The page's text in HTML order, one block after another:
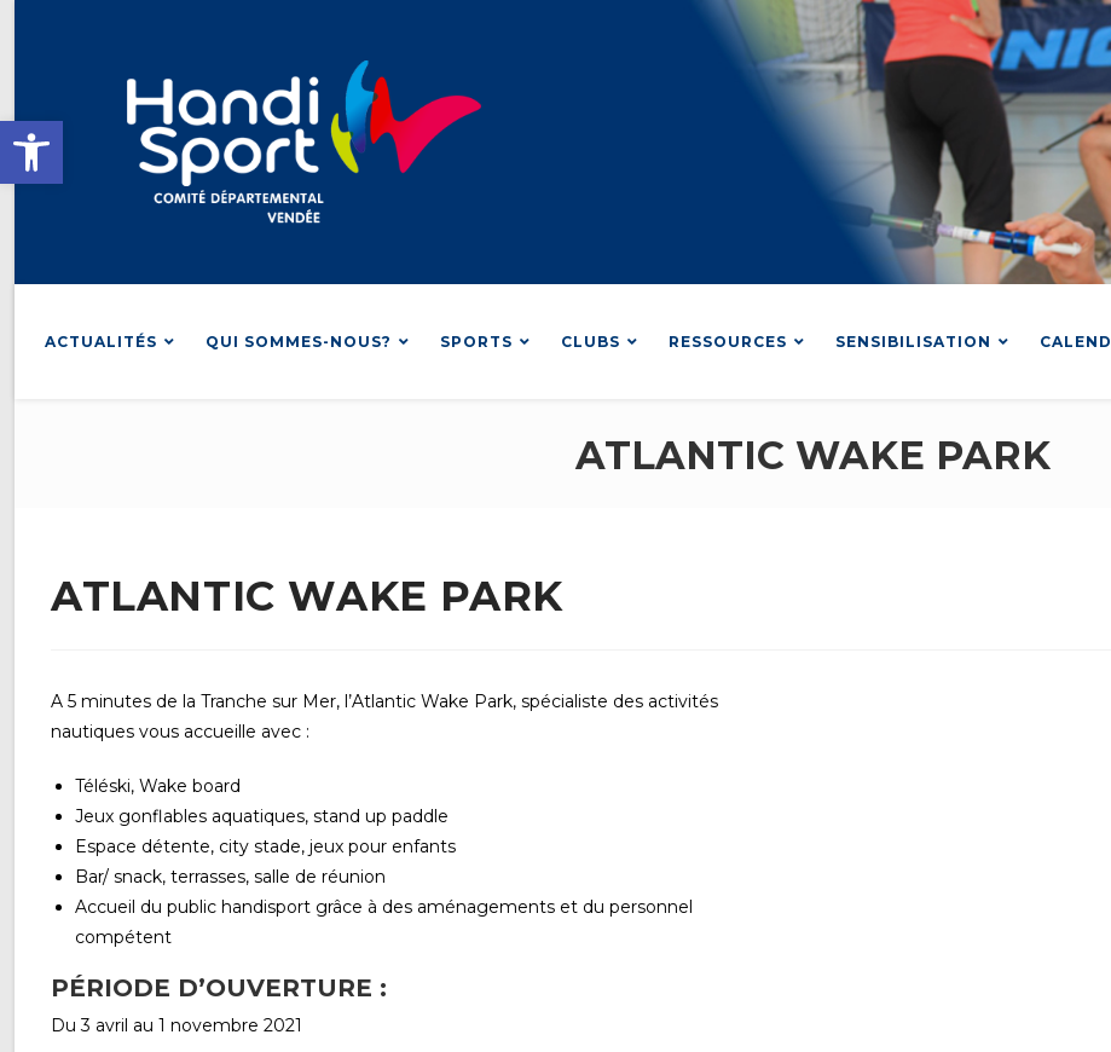
Ouvrir la barre d’outils
ACTUALITÉS QUI SOMMES-NOUS? SPORTS CLUBS RESSOURCES SENSIBILISATION
ATLANTIC WAKE PARK
ATLANTIC WAKE PARK
A 5 minutes de la Tranche sur Mer, l’Atlantic Wake Park, spécialiste des activités
nautiques vous accueille avec :
Téléski, Wake board
Jeux gonflables aquatiques, stand up paddle
Espace détente, city stade, jeux pour enfants
Bar/ snack, terrasses, salle de réunion
Accueil du public handisport grâce à des aménagements et du personnel
compétent
PÉRIODE D’OUVERTURE :
Du 3 avril au 1 novembre 2021